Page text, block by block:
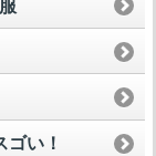
い！